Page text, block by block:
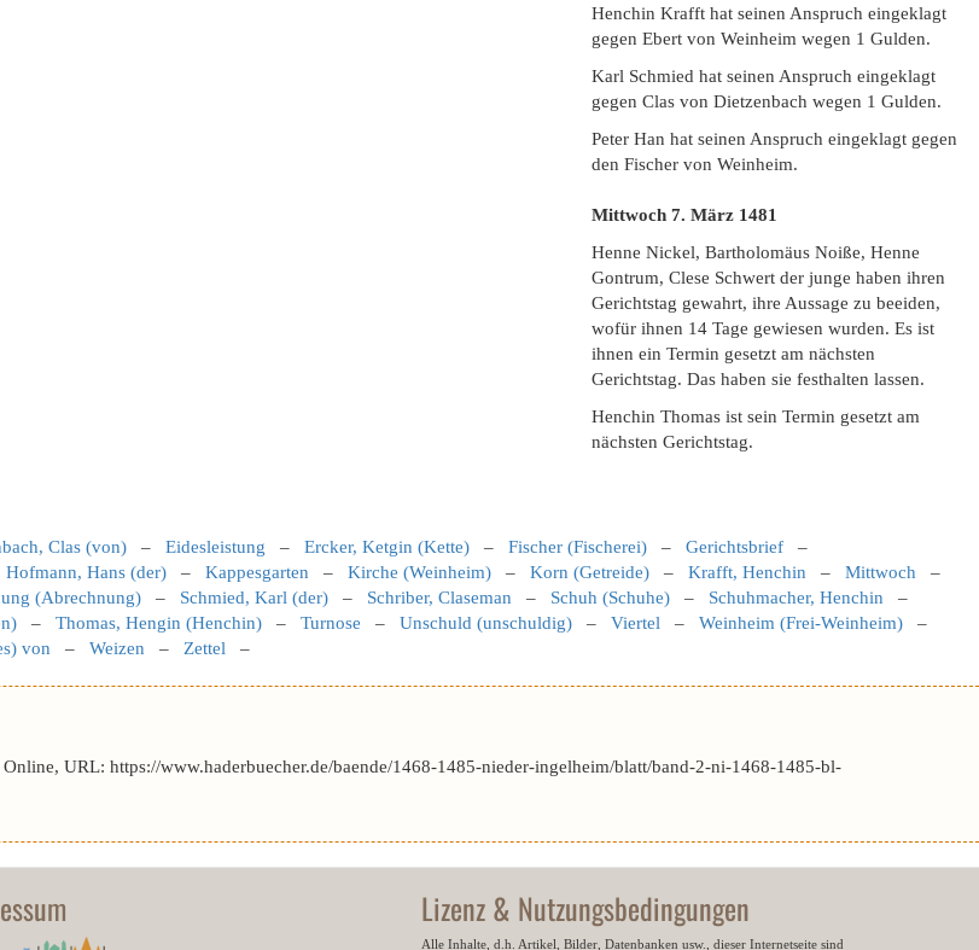
Henchin Krafft hat seinen Anspruch eingeklagt
gegen Ebert von Weinheim wegen 1 Gulden.
Karl Schmied hat seinen Anspruch eingeklagt
gegen Clas von Dietzenbach wegen 1 Gulden.
Peter Han hat seinen Anspruch eingeklagt gegen
den Fischer von Weinheim.
Mittwoch 7. März 1481
Henne Nickel, Bartholomäus Noiße, Henne
Gontrum, Clese Schwert der junge haben ihren
Gerichtstag gewahrt, ihre Aussage zu beeiden,
wofür ihnen 14 Tage gewiesen wurden. Es ist
ihnen ein Termin gesetzt am nächsten
Gerichtstag. Das haben sie festhalten lassen.
Henchin Thomas ist sein Termin gesetzt am
nächsten Gerichtstag.
Clas (von) – Eidesleistung – Ercker, Ketgin (Kette) – Fischer (Fischerei) – Gerichtsbrief –
Hofmann, Hans (der) – Kappesgarten – Kirche (Weinheim) – Korn (Getreide) – Krafft, Henchin – Mittwoch –
(Abrechnung) – Schmied, Karl (der) – Schriber, Claseman – Schuh (Schuhe) – Schuhmacher, Henchin –
– Thomas, Hengin (Henchin) – Turnose – Unschuld (unschuldig) – Viertel – Weinheim (Frei-Weinheim) –
von – Weizen – Zettel –
URL: https://www.haderbuecher.de/baende/1468-1485-nieder-ingelheim/blatt/band-2-ni-1468-1485-bl-
Lizenz & Nutzungsbedingungen
Alle Inhalte, d.h. Artikel, Bilder, Datenbanken usw., dieser Internetseite sind